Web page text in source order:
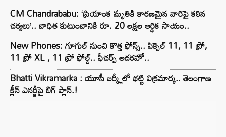
CM Chandrababu: ‘ప్రియాంక మృతికి కారణమైన వారిపై కఠిన
చర్యలు’.. బాధిత కుటుంబానికి రూ. 20 లక్షల ఆర్థిక సాయం..
New Phones: గూగుల్ నుంచి కొత్త ఫోన్స్.. పిక్సెల్ 11, 11 ప్రో,
11 ప్రో XL , 11 ప్రో ఫోల్డ్.. ఫీచర్స్ అదరహో..
Bhatti Vikramarka : యూసీ బర్క్లీలో భట్టి విక్రమార్క.. తెలంగాణ
క్లీన్ ఎనర్జీపై బిగ్ ప్లాన్.!